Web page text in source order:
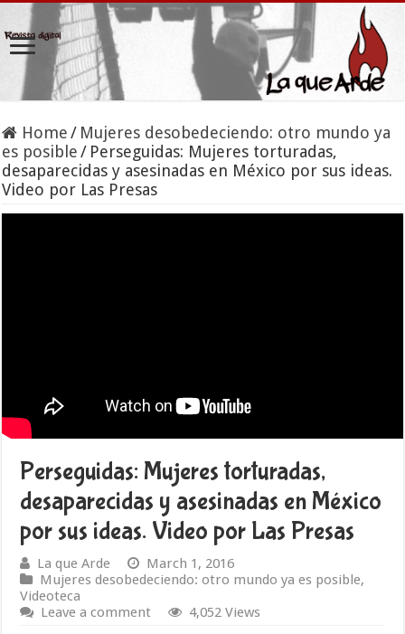
Home / Mujeres desobedeciendo: otro mundo ya
es posible / Perseguidas: Mujeres torturadas,
desaparecidas y asesinadas en México por sus ideas.
Video por Las Presas
Perseguidas: Mujeres torturadas,
desaparecidas y asesinadas en México
por sus ideas. Video por Las Presas
La que Arde
March 1, 2016
Mujeres desobedeciendo: otro mundo ya es posible,
Videoteca
Leave a comment
4,052 Views